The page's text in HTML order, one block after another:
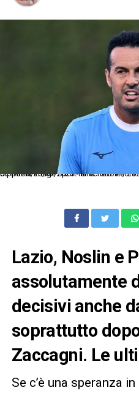
Dc Roma 20/07/2025 - amichevole / Lazio-Lazio U20 / foto Domenico Cippitelli/Image Sport nella foto: Pedro
Lazio, Noslin e
assolutamente
decisivi anche
soprattutto
Zaccagni. Le
Se c’è una speranza